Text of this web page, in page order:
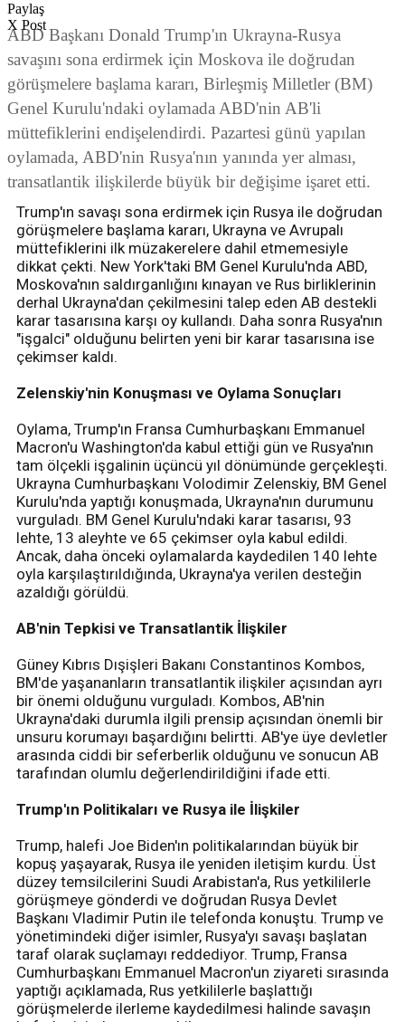
Paylaş
X Post
ABD Başkanı Donald Trump'ın Ukrayna-Rusya
savaşını sona erdirmek için Moskova ile doğrudan
görüşmelere başlama kararı, Birleşmiş Milletler (BM)
Genel Kurulu'ndaki oylamada ABD'nin AB'li
müttefiklerini endişelendirdi. Pazartesi günü yapılan
oylamada, ABD'nin Rusya'nın yanında yer alması,
transatlantik ilişkilerde büyük bir değişime işaret etti.
Trump'ın savaşı sona erdirmek için Rusya ile doğrudan
görüşmelere başlama kararı, Ukrayna ve Avrupalı
müttefiklerini ilk müzakerelere dahil etmemesiyle
dikkat çekti. New York'taki BM Genel Kurulu'nda ABD,
Moskova'nın saldırganlığını kınayan ve Rus birliklerinin
derhal Ukrayna'dan çekilmesini talep eden AB destekli
karar tasarısına karşı oy kullandı. Daha sonra Rusya'nın
"işgalci" olduğunu belirten yeni bir karar tasarısına ise
çekimser kaldı.
Zelenskiy'nin Konuşması ve Oylama Sonuçları
Oylama, Trump'ın Fransa Cumhurbaşkanı Emmanuel
Macron'u Washington'da kabul ettiği gün ve Rusya'nın
tam ölçekli işgalinin üçüncü yıl dönümünde gerçekleşti.
Ukrayna Cumhurbaşkanı Volodimir Zelenskiy, BM Genel
Kurulu'nda yaptığı konuşmada, Ukrayna'nın durumunu
vurguladı. BM Genel Kurulu'ndaki karar tasarısı, 93
lehte, 13 aleyhte ve 65 çekimser oyla kabul edildi.
Ancak, daha önceki oylamalarda kaydedilen 140 lehte
oyla karşılaştırıldığında, Ukrayna'ya verilen desteğin
azaldığı görüldü.
AB'nin Tepkisi ve Transatlantik İlişkiler
Güney Kıbrıs Dışişleri Bakanı Constantinos Kombos,
BM'de yaşananların transatlantik ilişkiler açısından ayrı
bir önemi olduğunu vurguladı. Kombos, AB'nin
Ukrayna'daki durumla ilgili prensip açısından önemli bir
unsuru korumayı başardığını belirtti. AB'ye üye devletler
arasında ciddi bir seferberlik olduğunu ve sonucun AB
tarafından olumlu değerlendirildiğini ifade etti.
Trump'ın Politikaları ve Rusya ile İlişkiler
Trump, halefi Joe Biden'ın politikalarından büyük bir
kopuş yaşayarak, Rusya ile yeniden iletişim kurdu. Üst
düzey temsilcilerini Suudi Arabistan'a, Rus yetkililerle
görüşmeye gönderdi ve doğrudan Rusya Devlet
Başkanı Vladimir Putin ile telefonda konuştu. Trump ve
yönetimindeki diğer isimler, Rusya'yı savaşı başlatan
taraf olarak suçlamayı reddediyor. Trump, Fransa
Cumhurbaşkanı Emmanuel Macron'un ziyareti sırasında
yaptığı açıklamada, Rus yetkililerle başlattığı
görüşmelerde ilerleme kaydedilmesi halinde savaşın